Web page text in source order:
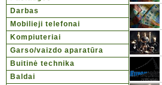
Darbas
Mobilieji telefonai
Kompiuteriai
Garso/vaizdo aparatūra
Buitinė technika
Baldai